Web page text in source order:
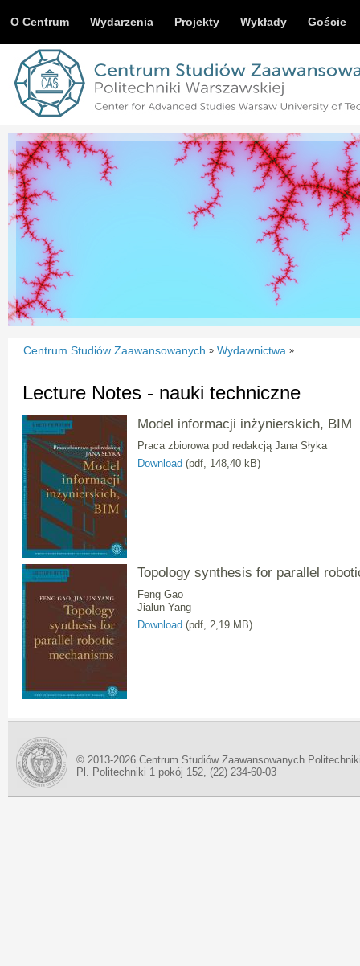
O Centrum Wydarzenia Projekty Wykłady Goście
Centrum Studiów Zaawansowanych » Wydawnictwa »
Lecture Notes - nauki techniczne
Model informacji inżynierskich, BIM
Praca zbiorowa pod redakcją Jana Słyka
Download (pdf, 148,40 kB)
Topology synthesis for parallel
Feng Gao
Jialun Yang
Download (pdf, 2,19 MB)
© 2013-2026 Centrum Studiów Zaawansowanych
Pl. Politechniki 1 pokój 152, (22) 234-60-03